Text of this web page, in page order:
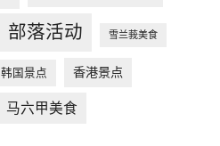
部落活动 雪兰莪美食
韩国景点 香港景点
马六甲美食